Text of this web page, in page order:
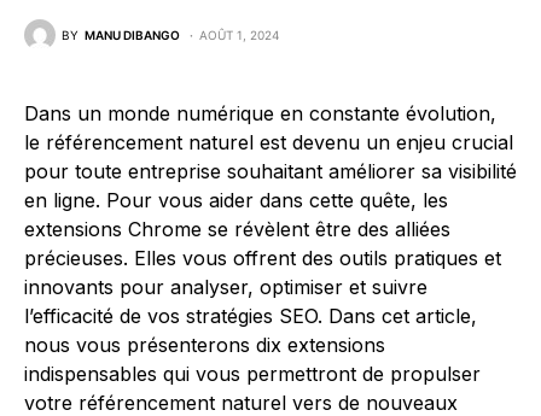
BY MANU DIBANGO AOÛT 1, 2024
Dans un monde numérique en constante évolution,
le référencement naturel est devenu un enjeu crucial
pour toute entreprise souhaitant améliorer sa visibilité
en ligne. Pour vous aider dans cette quête, les
extensions Chrome se révèlent être des alliées
précieuses. Elles vous offrent des outils pratiques et
innovants pour analyser, optimiser et suivre
l’efficacité de vos stratégies SEO. Dans cet article,
nous vous présenterons dix extensions
indispensables qui vous permettront de propulser
votre référencement naturel vers de nouveaux